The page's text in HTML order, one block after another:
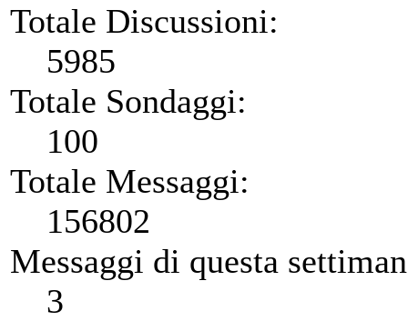
Totale Discussioni:
5985
Totale Sondaggi:
100
Totale Messaggi:
156802
Messaggi di questa
3